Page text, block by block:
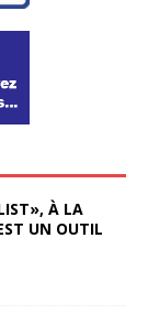
À LA
UN OUTIL